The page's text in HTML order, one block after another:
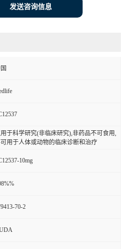
发送咨询信息
于科学研究(非临床研究),非药品不可食用,
用于人体或动物的临床诊断和治疗
10mg
70-2